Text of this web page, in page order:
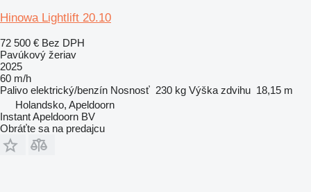
Hinowa Lightlift 20.10
72 500 € Bez DPH
Pavúkový žeriav
2025
60 m/h
Palivo elektrický/benzín Nosnosť 230 kg Výška zdvihu 18,15 m
Holandsko, Apeldoorn
Instant Apeldoorn BV
Obráťte sa na predajcu